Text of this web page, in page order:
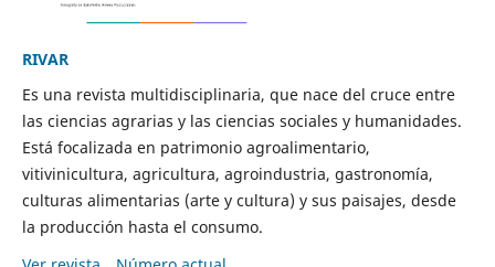
RIVAR
Es una revista multidisciplinaria, que nace del cruce entre
las ciencias agrarias y las ciencias sociales y humanidades.
Está focalizada en patrimonio agroalimentario,
vitivinicultura, agricultura, agroindustria, gastronomía,
culturas alimentarias (arte y cultura) y sus paisajes, desde
la producción hasta el consumo.